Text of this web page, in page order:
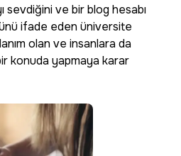
sevdiğini ve bir blog hesabı
ifade eden üniversite
olan ve insanlara da
konuda yapmaya karar